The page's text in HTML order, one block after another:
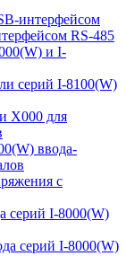
интерфейсом
RS-485
и I-
серий I-8100(W)
X000 для
ввода-
с
серий I-8000(W)
серий I-8000(W)